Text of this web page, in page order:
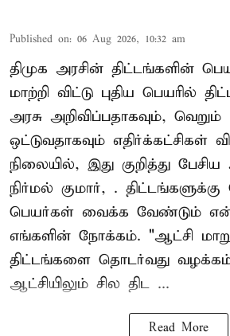
Published on: 06 Aug 2026, 10:32 am
திமுக அரசின் திட்டங்களின்
மாற்றி விட்டு புதிய பெயரில்
அரசு அறிவிப்பதாகவும்,
ஒட்டுவதாகவும் எதிர்க்கட்சிகள்
நிலையில், இது குறித்து
நிர்மல் குமார், .
பெயர்கள் வைக்க வேண்டும்
எங்களின் நோக்கம். "ஆட்சி
திட்டங்களை தொடர்வது
ஆட்சியிலும் சில திட ...
Read More